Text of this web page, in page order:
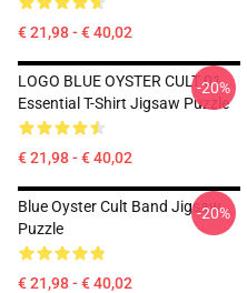
€ 21,98 - € 40,02
LOGO BLUE OYSTER CULT 01
Essential T-Shirt Jigsaw Puzzle
€ 21,98 - € 40,02
-20%
Blue Oyster Cult Band Jigsaw
Puzzle
€ 21,98 - € 40,02
-20%